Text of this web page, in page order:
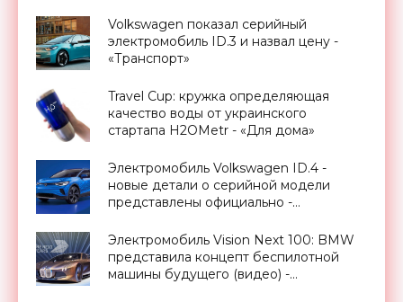
Volkswagen показал серийный
электромобиль ID.3 и назвал цену -
«Транспорт»
Travel Cup: кружка определяющая
качество воды от украинского
стартапа H2OMetr - «Для дома»
Электромобиль Volkswagen ID.4 -
новые детали о серийной модели
представлены официально -
Электромобиль Vision Next 100: BMW
представила концепт беспилотной
машины будущего (видео) -